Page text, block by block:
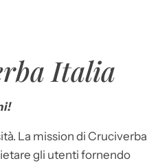
Italia
La mission di Cruciverba
gli utenti fornendo